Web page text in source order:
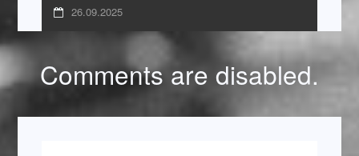
26.09.2025
Comments are disabled.